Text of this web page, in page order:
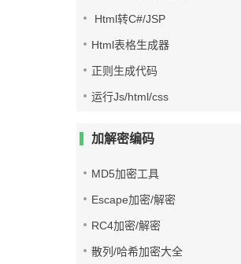
Html转C#/JSP
Html表格生成器
正则生成代码
运行Js/html/css
加解密编码
MD5加密工具
Escape加密/解密
RC4加密/解密
散列/哈希加密大全